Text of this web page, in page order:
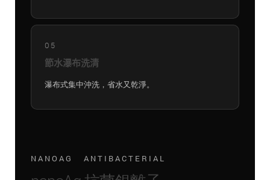
05
節水瀑布洗清
瀑布式集中沖洗，省水又乾淨。
NANOAG ANTIBACTERIAL